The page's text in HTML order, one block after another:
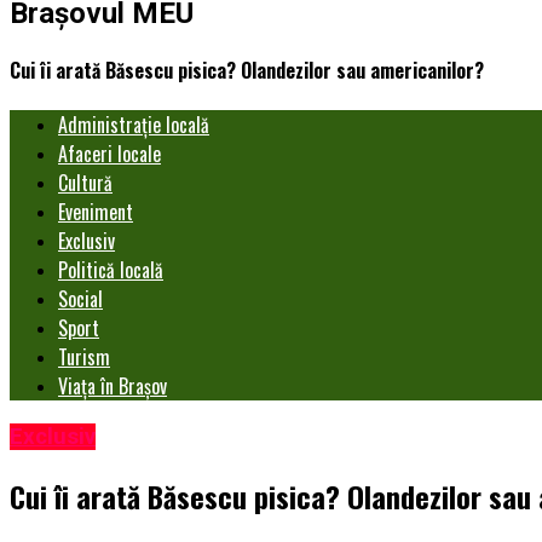
Brașovul MEU
Cui îi arată Băsescu pisica? Olandezilor sau americanilor?
Administrație locală
Afaceri locale
Cultură
Eveniment
Exclusiv
Politică locală
Social
Sport
Turism
Viața în Brașov
Exclusiv
Cui îi arată Băsescu pisica? Olandezilor